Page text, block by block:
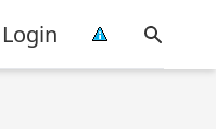
Login